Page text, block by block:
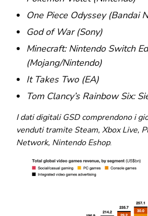
One Piece Odyssey (Bandai
God of War (Sony)
Minecraft: Nintendo Switch
(Mojang/Nintendo)
It Takes Two (EA)
Tom Clancy’s Rainbow Six:
I dati digitali GSD comprendono i
venduti tramite Steam, Xbox Live,
Network, Nintendo Eshop.